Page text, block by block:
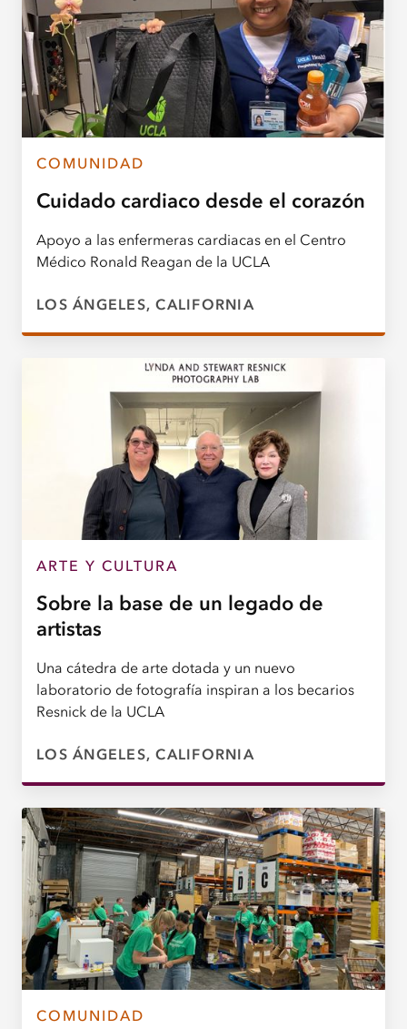
COMUNIDAD
Cuidado cardiaco desde el corazón
Apoyo a las enfermeras cardiacas en el Centro
Médico Ronald Reagan de la UCLA
LOS ÁNGELES, CALIFORNIA
ARTE Y CULTURA
Sobre la base de un legado de
artistas
Una cátedra de arte dotada y un nuevo
laboratorio de fotografía inspiran a los becarios
Resnick de la UCLA
LOS ÁNGELES, CALIFORNIA
COMUNIDAD